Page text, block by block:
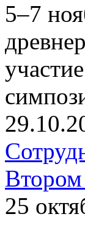
5–7
Втором
25